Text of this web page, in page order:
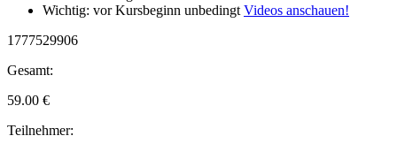
Wichtig: vor Kursbeginn unbedingt Videos anschauen!
1777529906
Gesamt:
59.00 €
Teilnehmer: